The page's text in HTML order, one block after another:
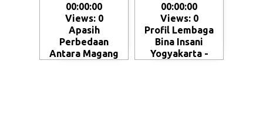
00:00:00
Views: 0
Apasih
Perbedaan
Antara Magang
00:00:00
Views: 0
Profil Lembaga
Bina Insani
Yogyakarta -